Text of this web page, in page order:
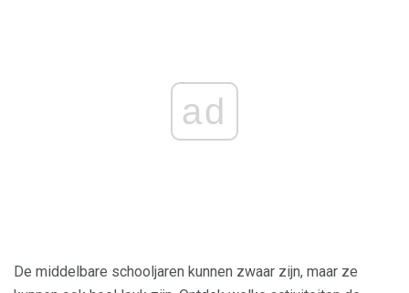
ad
De middelbare schooljaren kunnen zwaar zijn, maar ze